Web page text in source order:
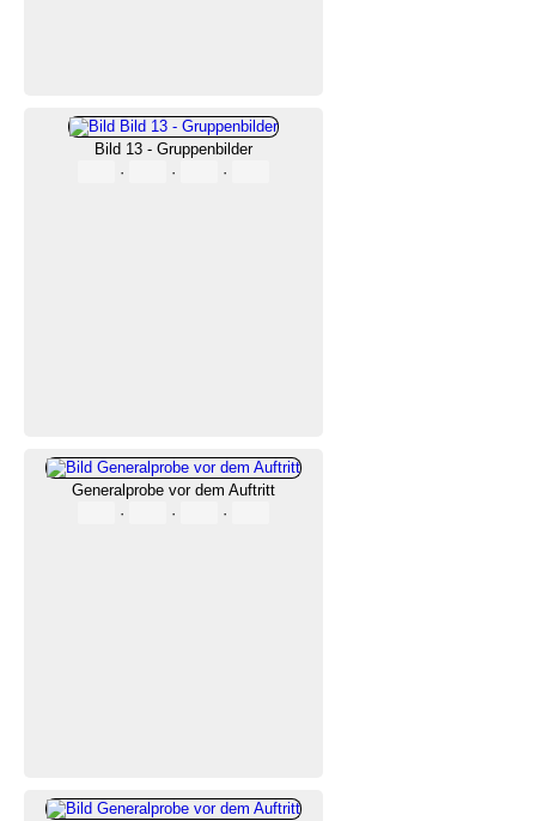
Bild 13 - Gruppenbilder
·
· ·
Generalprobe vor dem Auftritt
·
· ·